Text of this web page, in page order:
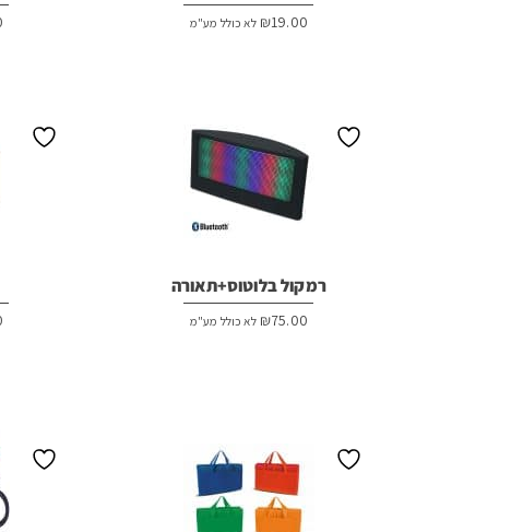
₪19.00 לא כולל מע"מ
רמקול בלוטוס+תאורה
₪75.00 לא כולל מע"מ